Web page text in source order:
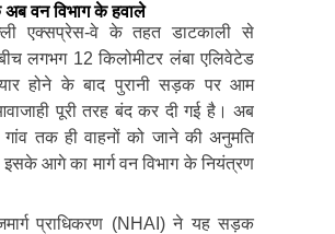
वन विभाग के हवाले
एक्सप्रेस-वे के तहत डाटकाली से
लगभग 12 किलोमीटर लंबा एलिवेटेड
होने के बाद पुरानी सड़क पर आम
पूरी तरह बंद कर दी गई है। अब
तक ही वाहनों को जाने की अनुमति
इसके आगे का मार्ग वन विभाग के नियंत्रण
प्राधिकरण (NHAI) ने यह सड़क